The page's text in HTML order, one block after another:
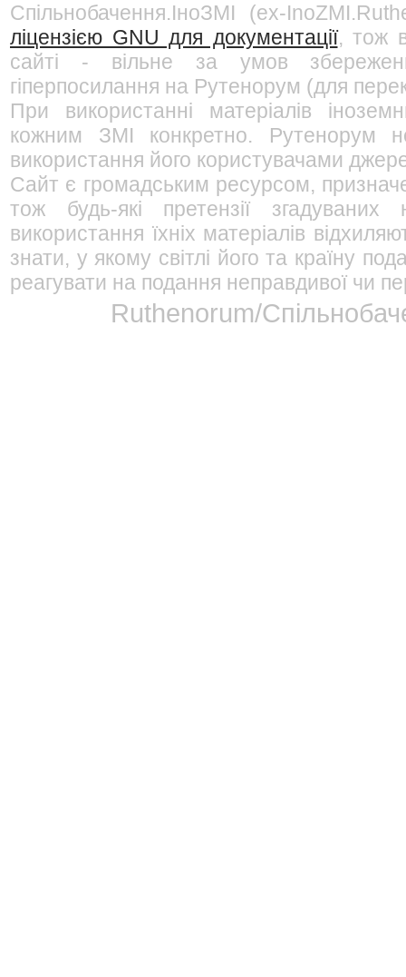
Спільнобачення.ІноЗМІ (ex-
ліцензією GNU для документації, тож
сайті - вільне за умов
гіперпосилання на Рутенорум (для
При використанні матеріалів
кожним ЗМІ конкретно. Рутенорум
використання його користувачами
Сайт є громадським ресурсом,
тож будь-які претензії
використання їхніх матеріалів
знати, у якому світлі його та країну
реагувати на подання неправдивої чи
Ruthenorum/